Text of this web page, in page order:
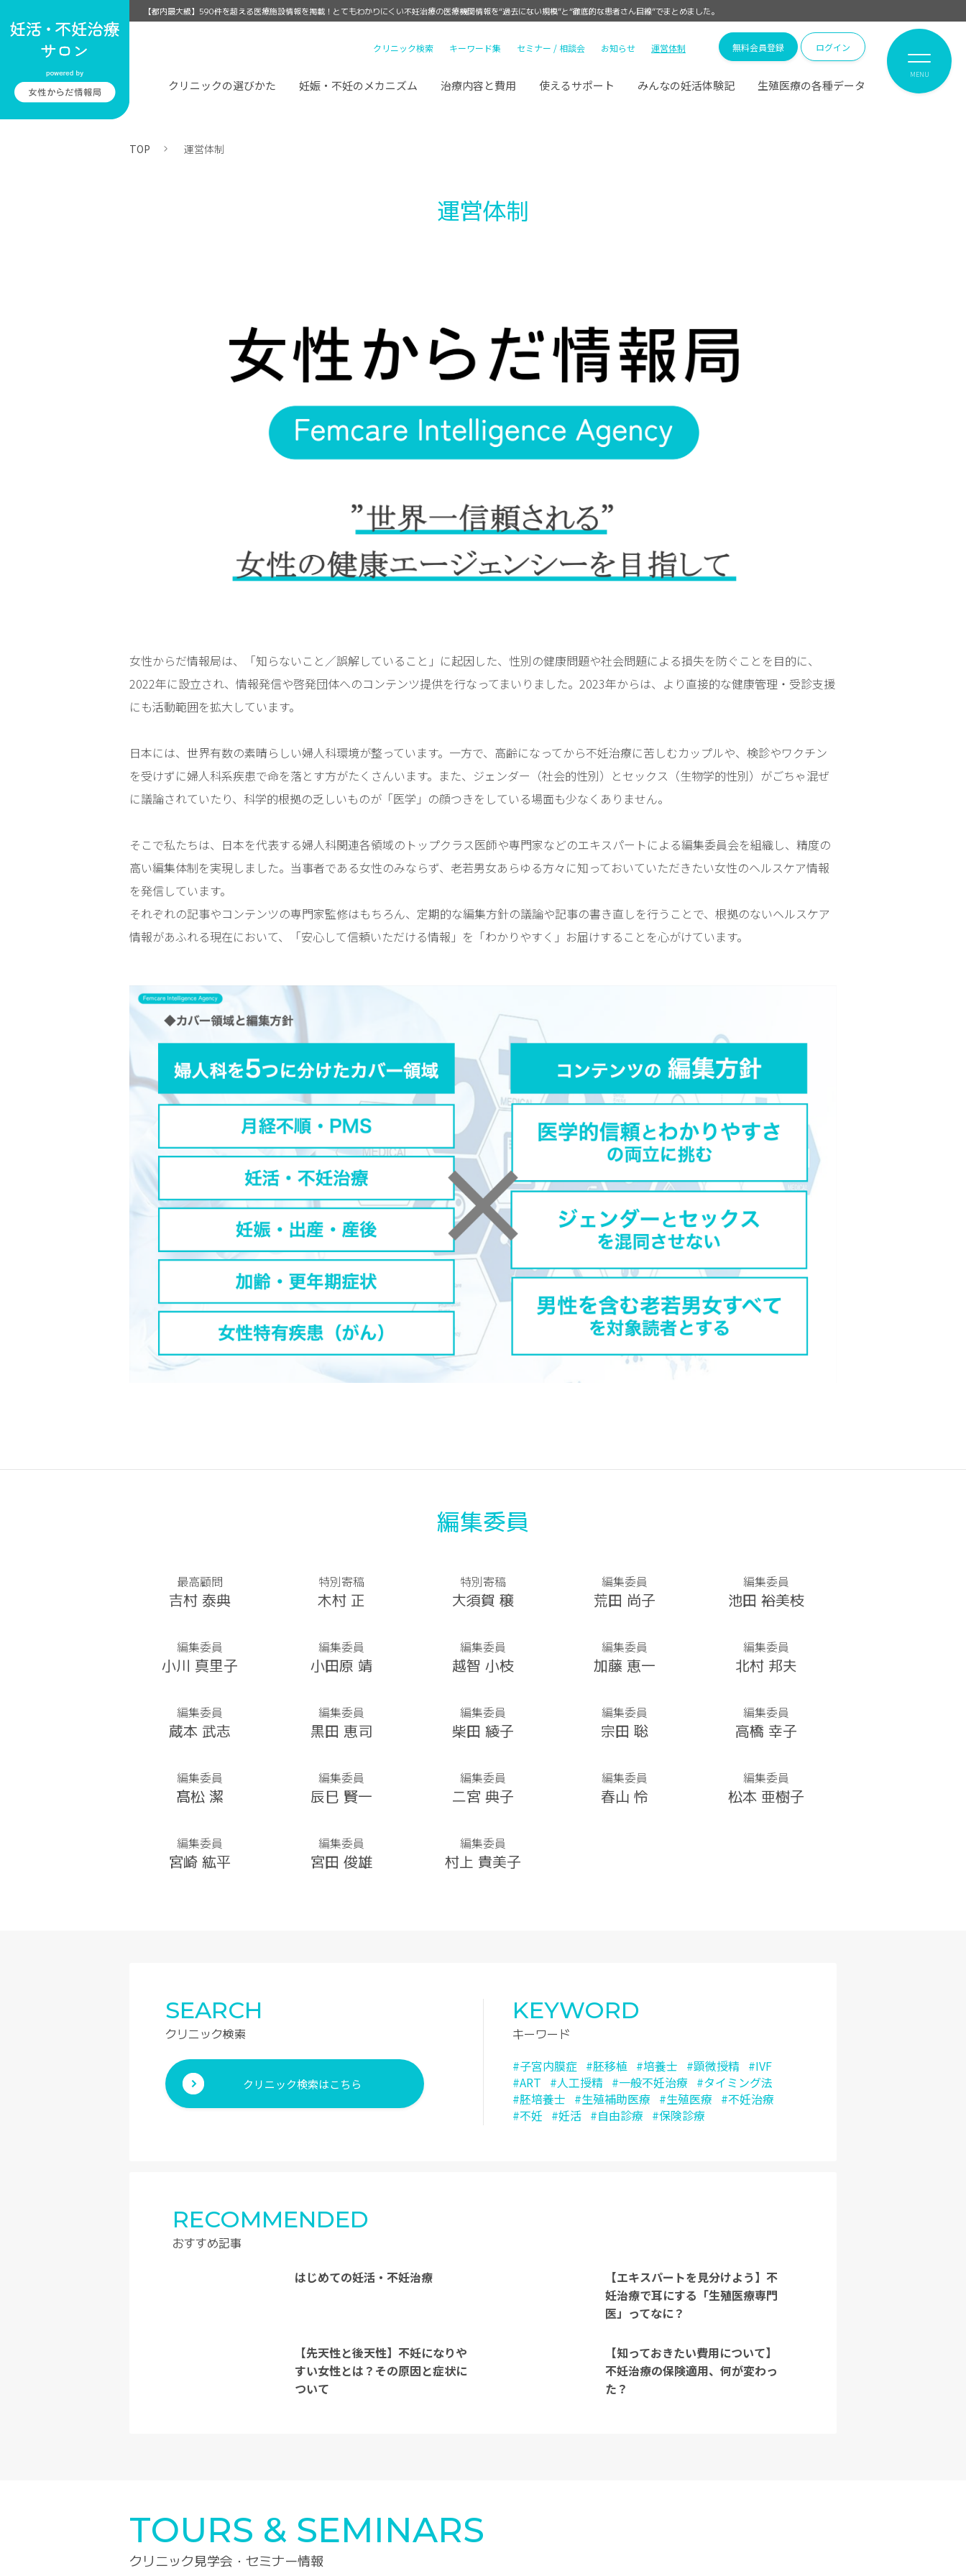
【都内最大級】590件を超える医療施設情報を掲載！ とてもわかりにくい不妊治療の医療機関情報を“過去にない規模”と“徹底的な患者さん目線”でまとめました。
クリニック検索 キーワード集 セミナー / 相談会 お知らせ 運営体制 無料会員登録 ログイン
MENU
クリニックの選びかた 妊娠・不妊のメカニズム 治療内容と費用 使えるサポート みんなの妊活体験記 生殖医療の各種データ
TOP 運営体制
運営体制
女性からだ情報局は、「知らないこと／誤解していること」に起因した、性別の健康問題や社会問題による損失を防ぐことを目的に、
2022年に設立され、情報発信や啓発団体へのコンテンツ提供を行なってまいりました。2023年からは、より直接的な健康管理・受診支援
にも活動範囲を拡大しています。
日本には、世界有数の素晴らしい婦人科環境が整っています。一方で、高齢になってから不妊治療に苦しむカップルや、検診やワクチン
を受けずに婦人科系疾患で命を落とす方がたくさんいます。また、ジェンダー（社会的性別）とセックス（生物学的性別）がごちゃ混ぜ
に議論されていたり、科学的根拠の乏しいものが「医学」の顔つきをしている場面も少なくありません。
そこで私たちは、日本を代表する婦人科関連各領域のトップクラス医師や専門家などのエキスパートによる編集委員会を組織し、精度の
高い編集体制を実現しました。当事者である女性のみならず、老若男女あらゆる方々に知っておいていただきたい女性のヘルスケア情報
を発信しています。
それぞれの記事やコンテンツの専門家監修はもちろん、定期的な編集方針の議論や記事の書き直しを行うことで、根拠のないヘルスケア
情報があふれる現在において、「安心して信頼いただける情報」を「わかりやすく」お届けすることを心がけています。
編集委員
最高顧問
吉村 泰典
特別寄稿
木村 正
特別寄稿
大須賀 穣
編集委員
荒田 尚子
編集委員
池田 裕美枝
編集委員
小川 真里子
編集委員
小田原 靖
編集委員
越智 小枝
編集委員
加藤 恵一
編集委員
北村 邦夫
編集委員
蔵本 武志
編集委員
黒田 恵司
編集委員
柴田 綾子
編集委員
宗田 聡
編集委員
高橋 幸子
編集委員
髙松 潔
編集委員
辰巳 賢一
編集委員
二宮 典子
編集委員
春山 怜
編集委員
松本 亜樹子
編集委員
宮崎 紘平
編集委員
宮田 俊雄
編集委員
村上 貴美子
SEARCH
クリニック検索
クリニック検索はこちら
KEYWORD
キーワード
#子宮内膜症 #胚移植 #培養士 #顕微授精 #IVF
#ART #人工授精 #一般不妊治療 #タイミング法
#胚培養士 #生殖補助医療 #生殖医療 #不妊治療
#不妊 #妊活 #自由診療 #保険診療
RECOMMENDED
おすすめ記事
はじめての妊活・不妊治療
【エキスパートを見分けよう】不
妊治療で耳にする「生殖医療専門
医」ってなに？
【先天性と後天性】不妊になりや
すい女性とは？その原因と症状に
ついて
【知っておきたい費用について】
不妊治療の保険適用、何が変わっ
た？
TOURS & SEMINARS
クリニック見学会・セミナー情報